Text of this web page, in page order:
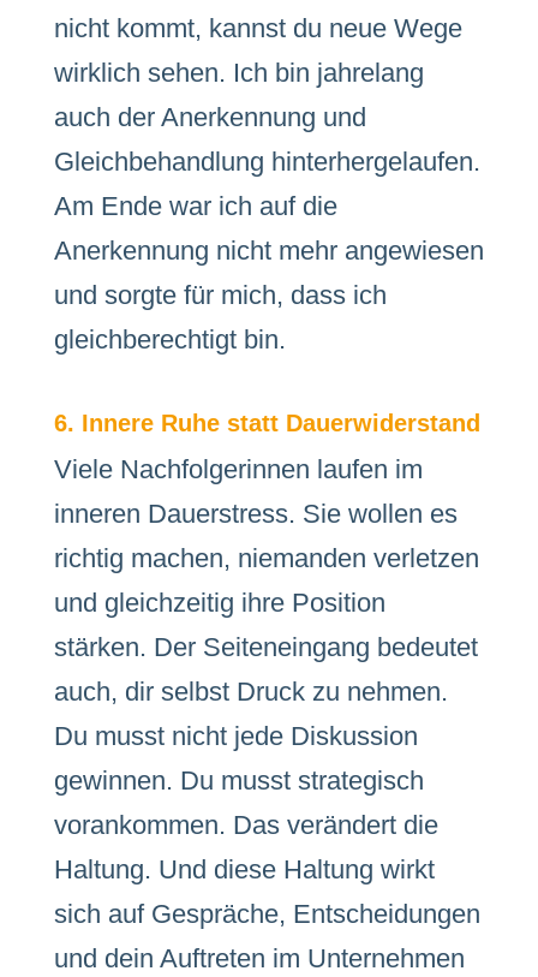
nicht kommt, kannst du neue Wege
wirklich sehen. Ich bin jahrelang
auch der Anerkennung und
Gleichbehandlung hinterhergelaufen.
Am Ende war ich auf die
Anerkennung nicht mehr angewiesen
und sorgte für mich, dass ich
gleichberechtigt bin.
6. Innere Ruhe statt Dauerwiderstand
Viele Nachfolgerinnen laufen im
inneren Dauerstress. Sie wollen es
richtig machen, niemanden verletzen
und gleichzeitig ihre Position
stärken. Der Seiteneingang bedeutet
auch, dir selbst Druck zu nehmen.
Du musst nicht jede Diskussion
gewinnen. Du musst strategisch
vorankommen. Das verändert die
Haltung. Und diese Haltung wirkt
sich auf Gespräche, Entscheidungen
und dein Auftreten im Unternehmen